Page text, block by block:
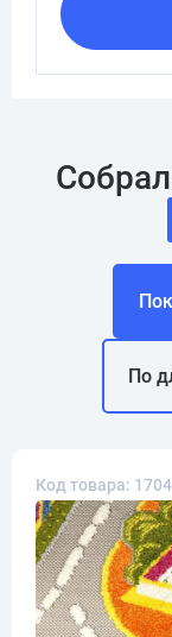
По
Код товара: